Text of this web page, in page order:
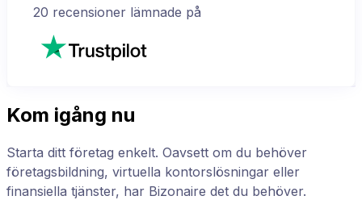
20 recensioner lämnade på
Kom igång nu
Starta ditt företag enkelt. Oavsett om du behöver
företagsbildning, virtuella kontorslösningar eller
finansiella tjänster, har Bizonaire det du behöver.